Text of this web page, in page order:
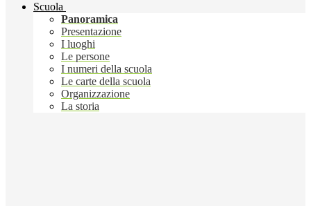
Scuola
Panoramica
Presentazione
I luoghi
Le persone
I numeri della scuola
Le carte della scuola
Organizzazione
La storia